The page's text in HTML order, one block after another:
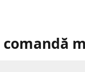
comandă